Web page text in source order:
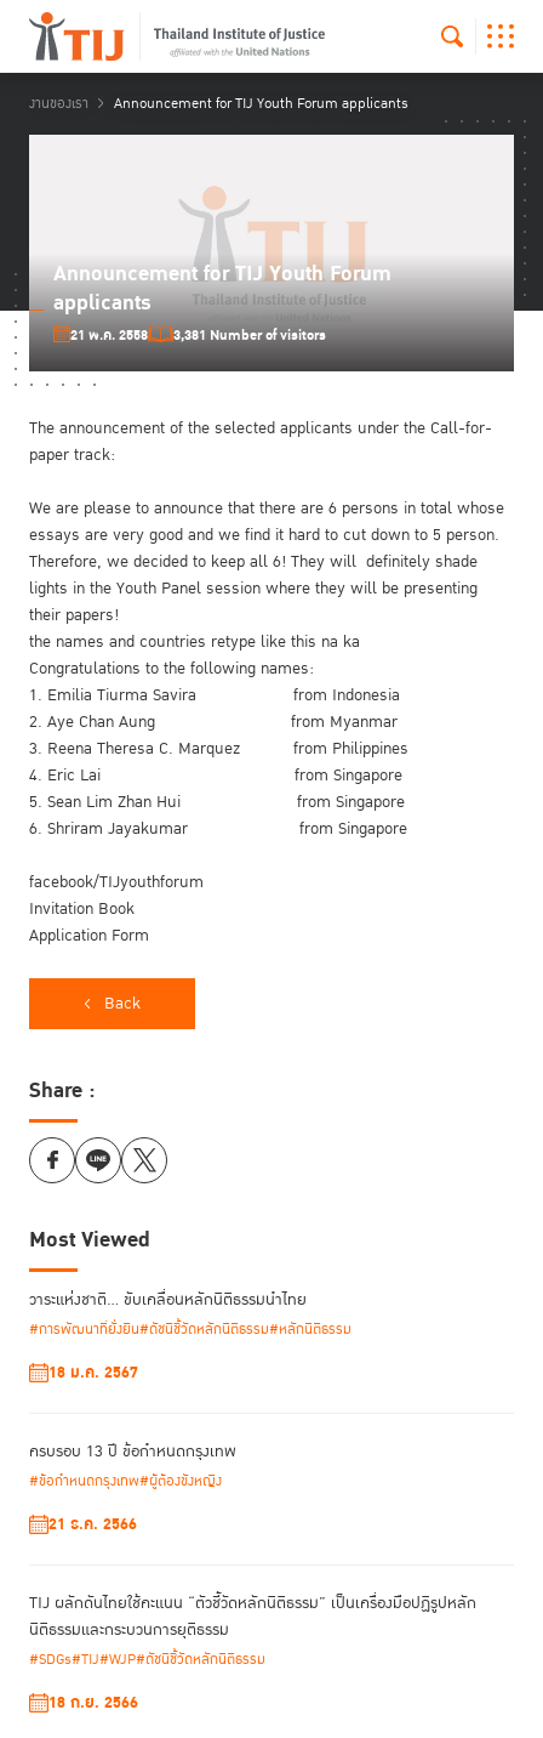
งานของเรา Announcement for TIJ Youth Forum applicants
Announcement for TIJ Youth Forum
applicants
21 พ.ค. 2558 3,381 Number of visitors
The announcement of the selected applicants under the Call-for-
paper track:
We are please to announce that there are 6 persons in total whose
essays are very good and we find it hard to cut down to 5 person.
Therefore, we decided to keep all 6! They will definitely shade
lights in the Youth Panel session where they will be presenting
their papers!
the names and countries retype like this na ka
Congratulations to the following names:
1. Emilia Tiurma Savira from Indonesia
2. Aye Chan Aung from Myanmar
3. Reena Theresa C. Marquez from Philippines
4. Eric Lai from Singapore
5. Sean Lim Zhan Hui from Singapore
6. Shriram Jayakumar from Singapore
facebook/TIJyouthforum
Invitation Book
Application Form
Back
Share :
Most Viewed
วาระแห่งชาติ… ขับเคลื่อนหลักนิติธรรมนำไทย
#การพัฒนาที่ยั่งยืน#ดัชนีชี้วัดหลักนิติธรรม#หลักนิติธรรม
18 ม.ค. 2567
ครบรอบ 13 ปี ข้อกำหนดกรุงเทพ
#ข้อกำหนดกรุงเทพ#ผู้ต้องขังหญิง
21 ธ.ค. 2566
TIJ ผลักดันไทยใช้คะแนน “ตัวชี้วัดหลักนิติธรรม” เป็นเครื่องมือปฏิรูปหลัก
นิติธรรมและกระบวนการยุติธรรม
#SDGs#TIJ#WJP#ดัชนีชี้วัดหลักนิติธรรม
18 ก.ย. 2566